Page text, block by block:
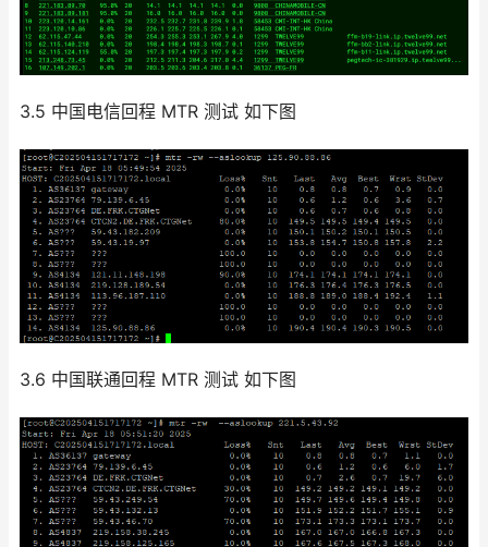
3.5 中国电信回程 MTR 测试 如下图
3.6 中国联通回程 MTR 测试 如下图